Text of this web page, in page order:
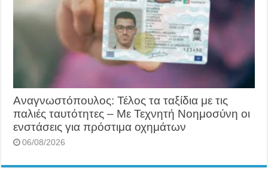
Αναγνωστόπουλος: Τέλος τα ταξίδια με τις
παλιές ταυτότητες – Με Τεχνητή Νοημοσύνη οι
ενστάσεις για πρόστιμα οχημάτων
06/08/2026